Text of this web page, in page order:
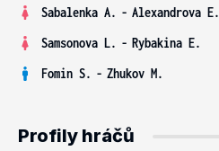
Sabalenka A. - Alexandrova E.
Samsonova L. - Rybakina E.
Fomin S. - Zhukov M.
Profily hráčů